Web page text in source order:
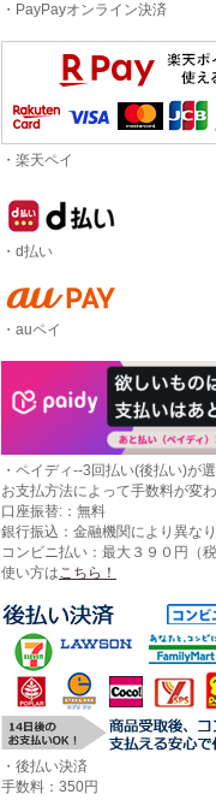
・PayPayオンライン決済
・楽天ペイ
・d払い
・auペイ
・ペイディ--3回払い(後払い)が
お支払方法によって手数料が変
口座振替:：無料
銀行振込：金融機関により異な
コンビニ払い：最大３９０円（税
使い方はこちら！
・後払い決済
手数料：350円